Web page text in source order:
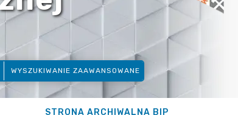
WYSZUKIWANIE ZAAWANSOWANE
STRONA ARCHIWALNA BIP